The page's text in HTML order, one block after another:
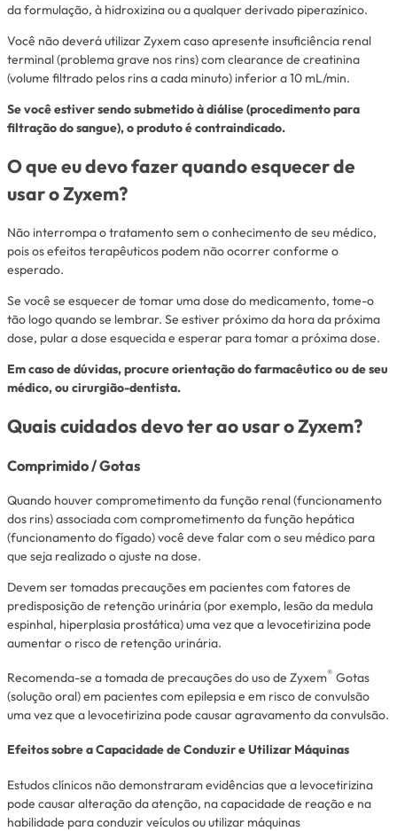
da formulação, à hidroxizina ou a qualquer derivado piperazínico.
Você não deverá utilizar Zyxem caso apresente insuficiência renal
terminal (problema grave nos rins) comclearance de creatinina
(volume filtrado pelos rins a cada minuto) inferior a 10 mL/min.
Se você estiver sendo submetido à diálise (procedimento para
filtração do sangue), o produto é contraindicado.
O que eu devo fazer quando esquecer de
usar o Zyxem?
Não interrompa o tratamento sem o conhecimento de seu médico,
pois os efeitos terapêuticos podem não ocorrer conforme o
esperado.
Se você se esquecer de tomar uma dose do medicamento, tome-o
tão logo quando se lembrar. Se estiver próximo da hora da próxima
dose, pular a dose esquecida e esperar para tomar a próxima dose.
Em caso de dúvidas, procure orientação do farmacêutico ou de seu
médico, ou cirurgião-dentista.
Quais cuidados devo ter ao usar o Zyxem?
Comprimido / Gotas
Quando houver comprometimento da função renal (funcionamento
dos rins) associada com comprometimento da função hepática
(funcionamento do fígado) você deve falar com o seu médico para
que seja realizado o ajuste na dose.
Devem ser tomadas precauções em pacientes com fatores de
predisposição de retenção urinária (por exemplo, lesão da medula
espinhal, hiperplasia prostática) uma vez que a levocetirizina pode
aumentar o risco de retenção urinária.
Recomenda-se a tomada de precauções do uso de Zyxem® Gotas
(solução oral) em pacientes com epilepsia e em risco de convulsão
uma vez que a levocetirizina pode causar agravamento da convulsão.
Efeitos sobre a Capacidade de Conduzir e Utilizar Máquinas
Estudos clínicos não demonstraram evidências que a levocetirizina
pode causar alteração da atenção, na capacidade de reação e na
habilidade para conduzir veículos ou utilizar máquinas